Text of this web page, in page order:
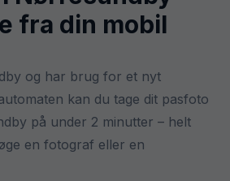
fra din mobil
og har brug for et nyt
kan du tage dit pasfoto
på under 2 minutter – helt
en fotograf eller en